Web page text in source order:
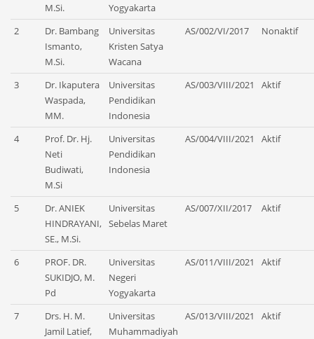
M.Si.
Yogyakarta
2
Dr. Bambang
Ismanto,
M.Si.
Universitas
Kristen Satya
Wacana
AS/002/VI/2017 Nonaktif
3
Dr. Ikaputera
Waspada,
MM.
Universitas
Pendidikan
Indonesia
AS/003/VIII/2021 Aktif
4
Prof. Dr. Hj.
Neti
Budiwati,
M.Si
Universitas
Pendidikan
Indonesia
AS/004/VIII/2021 Aktif
5
Dr. ANIEK
HINDRAYANI,
SE., M.Si.
Universitas
Sebelas Maret
AS/007/XII/2017 Aktif
6
PROF. DR.
SUKIDJO, M.
Pd
Universitas
Negeri
Yogyakarta
AS/011/VIII/2021 Aktif
7
Drs. H. M.
Jamil Latief,
Universitas
Muhammadiyah
AS/013/VIII/2021 Aktif